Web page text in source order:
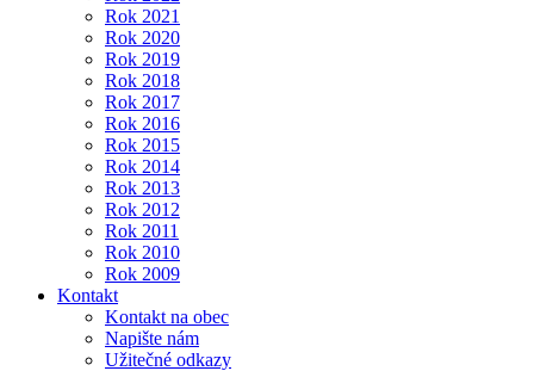
Rok 2021
Rok 2020
Rok 2019
Rok 2018
Rok 2017
Rok 2016
Rok 2015
Rok 2014
Rok 2013
Rok 2012
Rok 2011
Rok 2010
Rok 2009
Kontakt
Kontakt na obec
Napište nám
Užitečné odkazy